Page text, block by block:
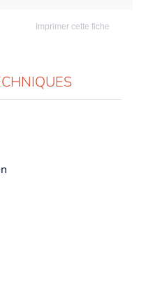
Imprimer cette fiche